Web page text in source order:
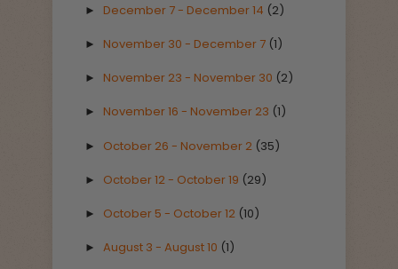
► December 7 - December 14 (2)
► November 30 - December 7 (1)
► November 23 - November 30 (2)
► November 16 - November 23 (1)
► October 26 - November 2 (35)
► October 12 - October 19 (29)
► October 5 - October 12 (10)
► August 3 - August 10 (1)